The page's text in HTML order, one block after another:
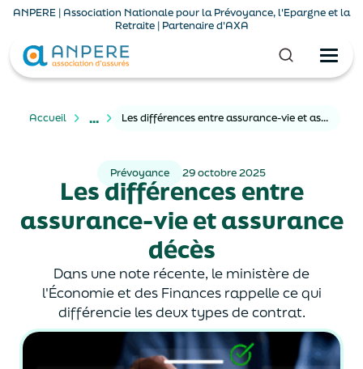
ANPERE | Association Nationale pour la Prévoyance, l'Epargne et la
Retraite | Partenaire d'AXA
Accueil ... Les différences entre assurance-vie et assurance décès
Prévoyance 29 octobre 2025
Les différences entre
assurance-vie et assurance
décès
Dans une note récente, le ministère de
l'Économie et des Finances rappelle ce qui
différencie les deux types de contrat.